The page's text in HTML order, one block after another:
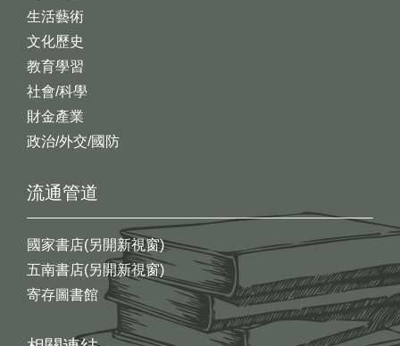
生活藝術
文化歷史
教育學習
社會/科學
財金產業
政治/外交/國防
流通管道
國家書店(另開新視窗)
五南書店(另開新視窗)
寄存圖書館